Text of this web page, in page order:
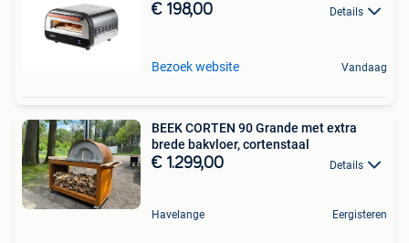
€ 198,00 Details
Bezoek website Vandaag
BEEK CORTEN 90 Grande met extra
brede bakvloer, cortenstaal
€ 1.299,00 Details
Havelange Eergisteren